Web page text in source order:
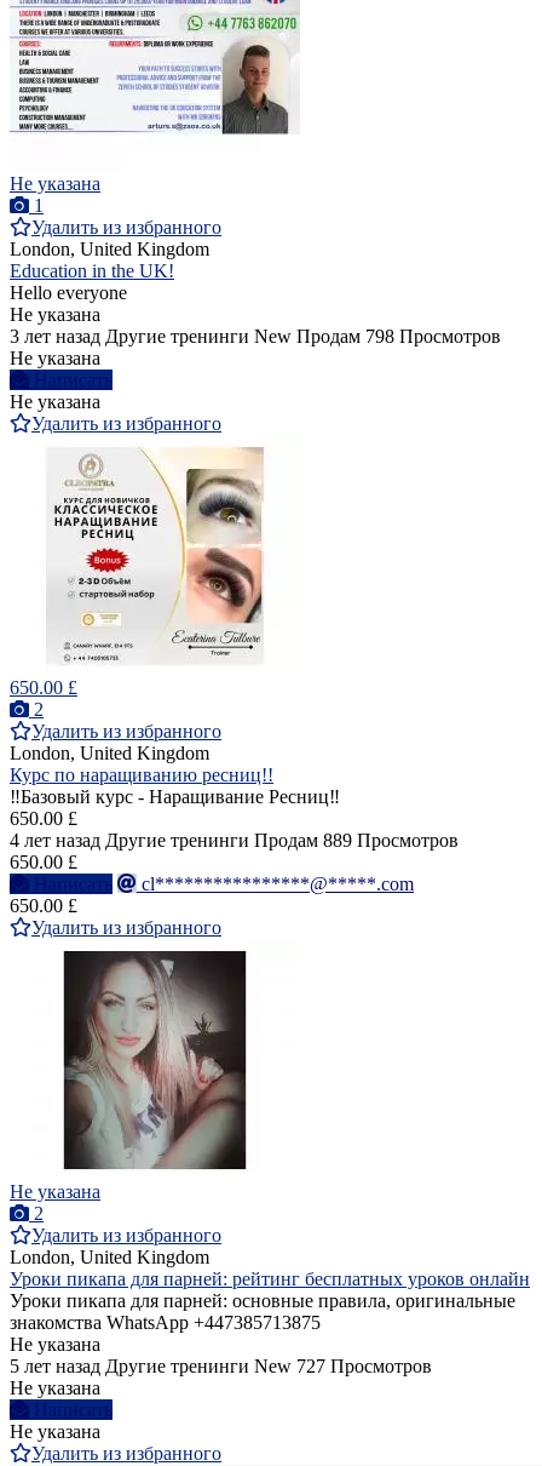
Не указана
1
Удалить из избранного
London, United Kingdom
Education in the UK!
Hello everyone
Не указана
3 лет назад Другие тренинги New Продам 798 Просмотров
Не указана
Написать
Не указана
Удалить из избранного
650.00 £
2
Удалить из избранного
London, United Kingdom
Курс по наращиванию ресниц!!
‼️Базовый курс - Наращивание Ресниц‼️
650.00 £
4 лет назад Другие тренинги Продам 889 Просмотров
650.00 £
Написать
cl****************@*****.com
650.00 £
Удалить из избранного
Не указана
2
Удалить из избранного
London, United Kingdom
Уроки пикапа для парней: рейтинг бесплатных уроков онлайн
Уроки пикапа для парней: основные правила, оригинальные
знакомства WhatsApp +447385713875
Не указана
5 лет назад Другие тренинги New 727 Просмотров
Не указана
Написать
Не указана
Удалить из избранного